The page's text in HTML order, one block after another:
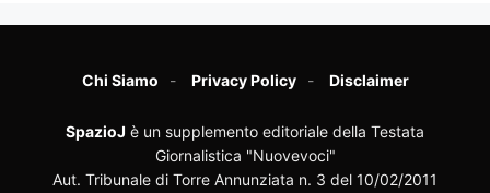
Chi Siamo Privacy Policy Disclaimer
SpazioJ è un supplemento editoriale della Testata
Giornalistica "Nuovevoci"
Aut. Tribunale di Torre Annunziata n. 3 del 10/02/2011